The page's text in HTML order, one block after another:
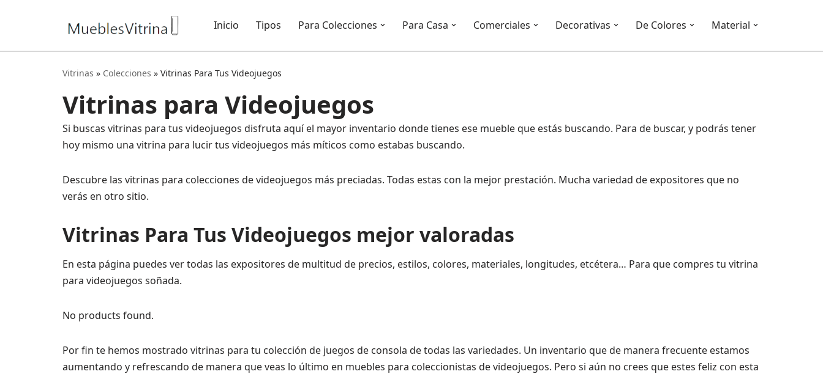
al
Inicio Tipos Para Colecciones Para Casa Comerciales Decorativas De Colores Material
Vitrinas » Colecciones » Vitrinas Para Tus Videojuegos
Vitrinas para Videojuegos
Si buscas vitrinas para tus videojuegos disfruta aquí el mayor inventario donde tienes ese mueble que estás buscando. Para de buscar, y podrás tener
hoy mismo una vitrina para lucir tus videojuegos más míticos como estabas buscando.
Descubre las vitrinas para colecciones de videojuegos más preciadas. Todas estas con la mejor prestación. Mucha variedad de expositores que no
verás en otro sitio.
Vitrinas Para Tus Videojuegos mejor valoradas
En esta página puedes ver todas las expositores de multitud de precios, estilos, colores, materiales, longitudes, etcétera… Para que compres tu vitrina
para videojuegos soñada.
No products found.
Por fin te hemos mostrado vitrinas para tu colección de juegos de consola de todas las variedades. Un inventario que de manera frecuente estamos
aumentando y refrescando de manera que veas lo último en muebles para coleccionistas de videojuegos. Pero si aún no crees que estes feliz con esta